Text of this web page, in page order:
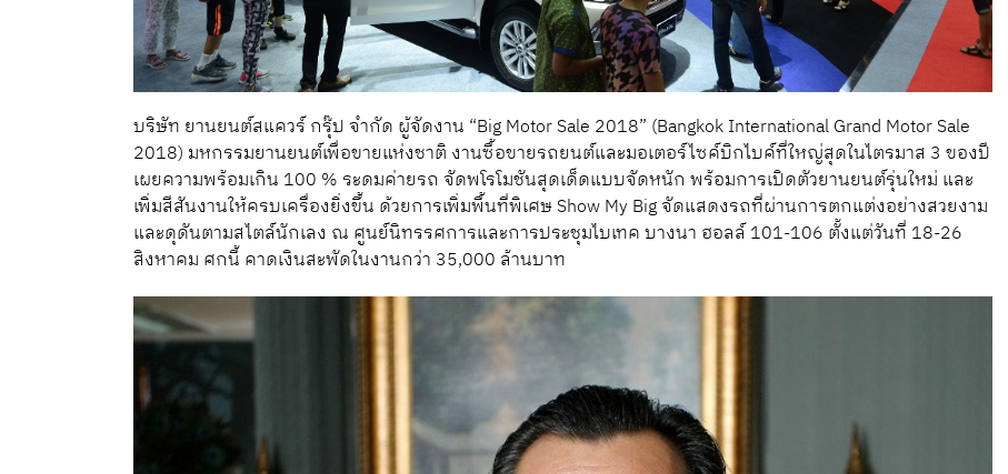
บริษัท ยานยนต์สแควร์ กรุ๊ป จำกัด ผู้จัดงาน “Big Motor Sale 2018” (Bangkok International Grand Motor Sale
2018) มหกรรมยานยนต์เพื่อขายแห่งชาติ งานซื้อขายรถยนต์และมอเตอร์ไซค์บิกไบค์ที่ใหญ่สุดในไตรมาส 3 ของปี
เผยความพร้อมเกิน 100 % ระดมค่ายรถ จัดพโรโมชันสุดเด็ดแบบจัดหนัก พร้อมการเปิดตัวยานยนต์รุ่นใหม่ และ
เพิ่มสีสันงานให้ครบเครื่องยิ่งขึ้น ด้วยการเพิ่มพื้นที่พิเศษ Show My Big จัดแสดงรถที่ผ่านการตกแต่งอย่างสวยงาม
และดุดันตามสไตล์นักเลง ณ ศูนย์นิทรรศการและการประชุมไบเทค บางนา ฮอลล์ 101-106 ตั้งแต่วันที่ 18-26
สิงหาคม ศกนี้ คาดเงินสะพัดในงานกว่า 35,000 ล้านบาท